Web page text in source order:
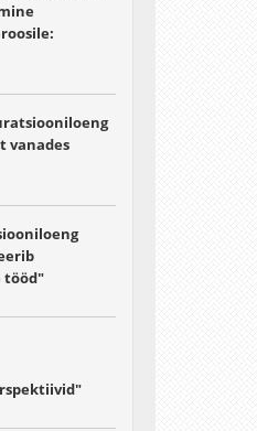
vanades
tööd"